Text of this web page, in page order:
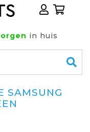
in huis
SAMSUNG